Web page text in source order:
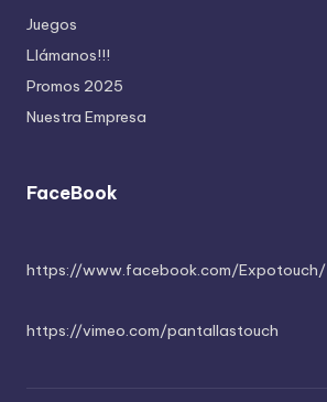
Juegos
Llámanos!!!
Promos 2025
Nuestra Empresa
FaceBook
https://www.facebook.com/Expotouch/
https://vimeo.com/pantallastouch